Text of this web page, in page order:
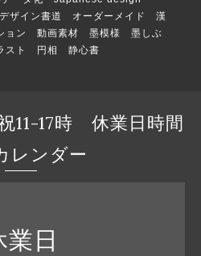
ザイン書道 オーダーメイド 漢
ョン 動画素材 墨模様 墨しぶ
スト 円相 静心書
11-17時 休業日時間
レンダー
業日